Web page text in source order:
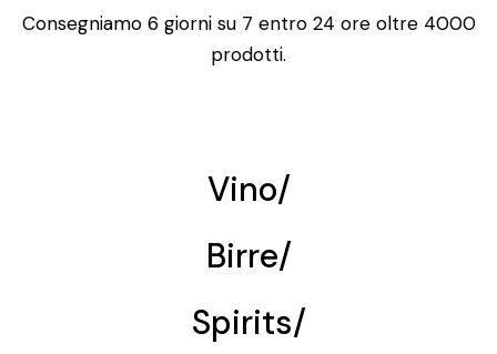
Consegniamo 6 giorni su 7 entro 24 ore oltre 4000
prodotti.
Vino/
Birre/
Spirits/